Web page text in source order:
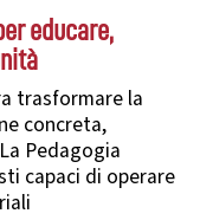
educare,
trasformare la
concreta,
Pedagogia
capaci di operare